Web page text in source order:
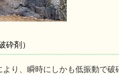
砕剤）
り、瞬時にしかも低振動で破